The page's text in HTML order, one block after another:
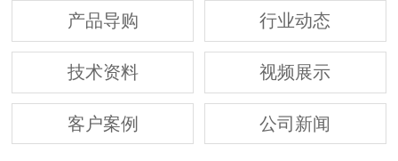
产品导购 行业动态
技术资料 视频展示
客户案例 公司新闻